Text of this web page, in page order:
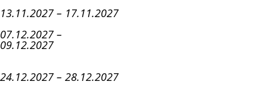
13.11.2027 – 17.11.2027
07.12.2027 –
09.12.2027
24.12.2027 – 28.12.2027